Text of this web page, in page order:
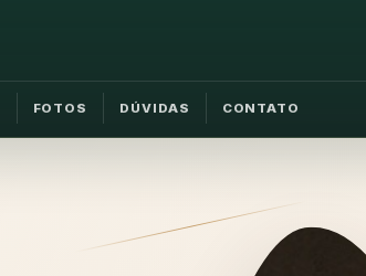
FOTOS DÚVIDAS CONTATO